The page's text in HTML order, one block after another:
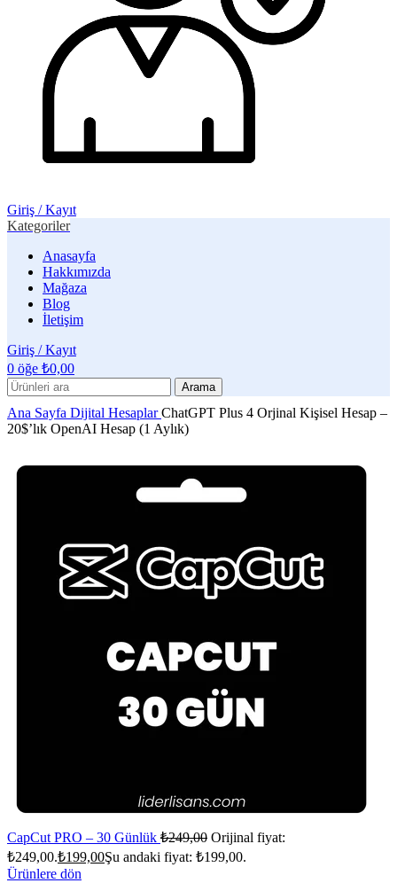
Giriş / Kayıt
Kategoriler
Anasayfa
Hakkımızda
Mağaza
Blog
İletişim
Giriş / Kayıt
0 öğe ₺0,00
Arama
Ana Sayfa Dijital HesaplarChatGPT Plus 4 Orjinal Kişisel Hesap –
20$’lık OpenAI Hesap (1 Aylık)
CapCut PRO – 30 Günlük ₺249,00 Orijinal fiyat:
₺249,00.₺199,00Şu andaki fiyat: ₺199,00.
Ürünlere dön